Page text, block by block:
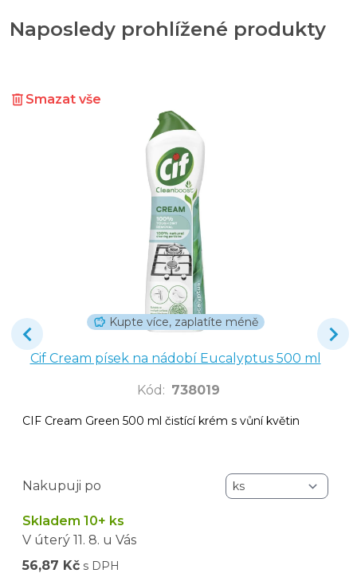
Naposledy prohlížené produkty
Smazat vše
Kupte více, zaplatíte méně
Cif Cream písek na nádobí Eucalyptus 500 ml
Kód : 738019
CIF Cream Green 500 ml čistící krém s vůní květin
Nakupuji po
Skladem 10+ ks
V úterý 11. 8. u Vás
56,87 Kč s DPH